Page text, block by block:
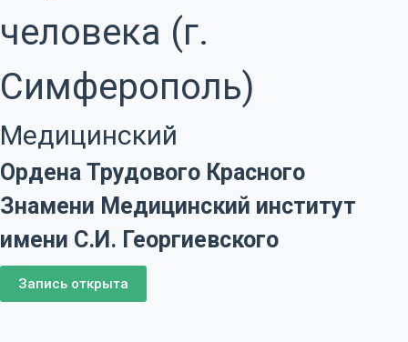
человека (г.
Симферополь)
Медицинский
Ордена Трудового Красного
Знамени Медицинский институт
имени С.И. Георгиевского
Запись открыта